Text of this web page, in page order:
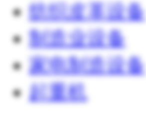
纺织皮革设备
制造业设备
家电制造设备
起重机